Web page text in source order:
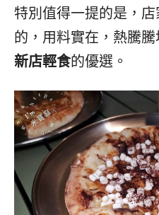
特別值得一提的是，
的，用料實在，熱騰
新店輕食的優選。